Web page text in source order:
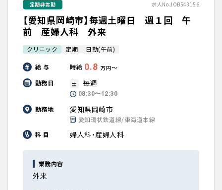
定期非常勤 求人No.JOB543156
【愛知県岡崎市】毎週土曜日 週１回 午
前 産婦人科 外来
クリニック 定期 日勤(午前)
給 与 時給 0.8 万円〜
勤務日
土 毎週
08:30〜12:30
勤務地 愛知県岡崎市
愛知環状鉄道線/東海道本線
科 目
婦人科・産婦人科
業務内容
外来